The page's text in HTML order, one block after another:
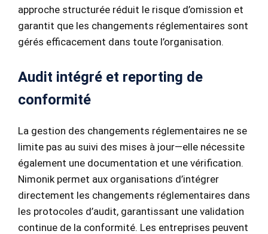
approche structurée réduit le risque d’omission et
garantit que les changements réglementaires sont
gérés efficacement dans toute l’organisation.
Audit intégré et reporting de
conformité
La gestion des changements réglementaires ne se
limite pas au suivi des mises à jour—elle nécessite
également une documentation et une vérification.
Nimonik permet aux organisations d’intégrer
directement les changements réglementaires dans
les protocoles d’audit, garantissant une validation
continue de la conformité. Les entreprises peuvent